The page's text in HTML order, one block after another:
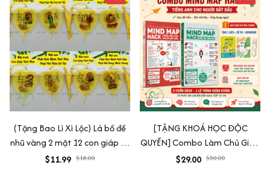
(Tặng Bao Lì Xì Lộc) Lá bồ đề
nhũ vàng 2 mặt 12 con giáp và
phật bản mệnh, để ốp lưng
$11.99 $18.00
[TẶNG KHOÁ HỌC ĐỘC
QUYỀN] Combo Làm Chủ Giao
Tiếp: Sách Mindmap Giao Tiếp
$29.00 $50.00